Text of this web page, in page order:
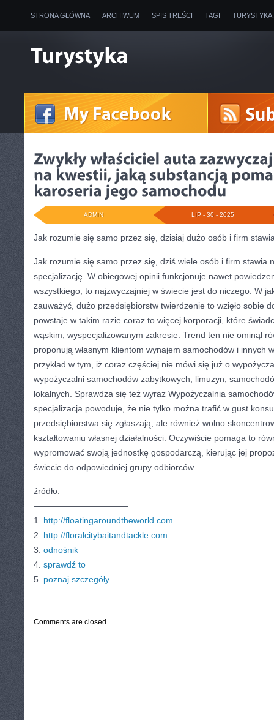
STRONA GŁÓWNA ARCHIWUM SPIS TREŚCI TAGI
LIP - 30 - 2025
ADMIN
Jak rozumie się samo przez się, dzisiaj dużo osób i firm
Jak rozumie się samo przez się, dziś wiele osób i firm stawia
specjalizację. W obiegowej opinii funkcjonuje nawet
wszystkiego, to najzwyczajniej w świecie jest do niczego. W
zauważyć, dużo przedsiębiorstw twierdzenie to wzięło sobie
powstaje w takim razie coraz to więcej korporacji, które
wąskim, wyspecjalizowanym zakresie. Trend ten nie ominął
proponują własnym klientom wynajem samochodów i innych
przykład w tym, iż coraz częściej nie mówi się już o
wypożyczalni samochodów zabytkowych, limuzyn,
lokalnych. Sprawdza się też wyraz Wypożyczalnia
specjalizacja powoduje, że nie tylko można trafić w gust
przedsiębiorstwa się zgłaszają, ale również wolno
kształtowaniu własnej działalności. Oczywiście pomaga to
wypromować swoją jednostkę gospodarczą, kierując jej
świecie do odpowiedniej grupy odbiorców.
źródło:
———————————
1. http://floatingaroundtheworld.com
2. http://floralcitybaitandtackle.com
3. odnośnik
4. sprawdź to
5. poznaj szczegóły
Comments are closed.